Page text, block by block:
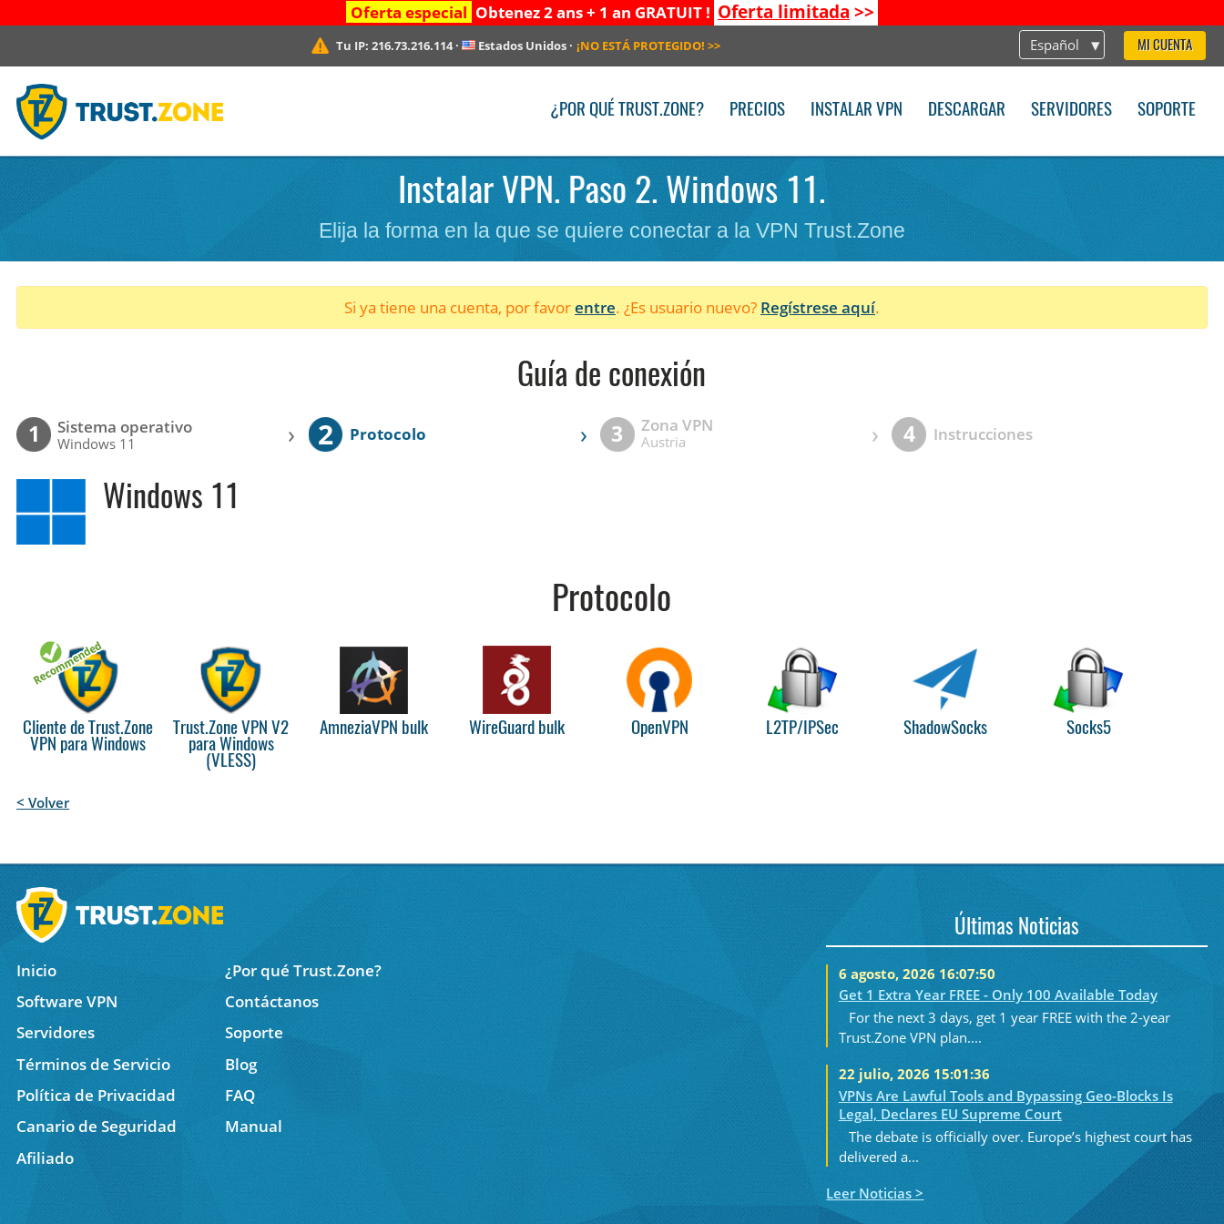
Oferta especial Obtenez 2 ans + 1 an GRATUIT ! Oferta limitada >>
Español MI CUENTA
Tu IP: 216.73.216.114· Estados Unidos· ¡NO ESTÁ PROTEGIDO! >>
¿POR QUÉ TRUST.ZONE? PRECIOS INSTALAR VPN DESCARGAR SERVIDORES SOPORTE
Instalar VPN. Paso 2. Windows 11.
Elija la forma en la que se quiere conectar a la VPN Trust.Zone
Si ya tiene una cuenta, por favorentre. ¿Es usuario nuevo? Regístrese aquí.
Guía de conexión
1 Sistema operativo
Windows 11 › 2 Protocolo › 3 Zona VPN
Austria › 4 Instrucciones
Windows 11
Protocolo
Cliente de Trust.Zone
VPN para Windows
Trust.Zone VPN V2
para Windows
(VLESS)
AmneziaVPN bulk WireGuard bulk OpenVPN L2TP/IPSec ShadowSocks Socks5
< Volver
Inicio
¿Por qué Trust.Zone?
Software VPN
Contáctanos
Servidores
Soporte
Términos de Servicio
Blog
Política de Privacidad
FAQ
Canario de Seguridad
Manual
Afiliado
Últimas Noticias
6 agosto, 2026 16:07:50
Get 1 Extra Year FREE - Only 100 Available Today
For the next 3 days, get 1 year FREE with the 2-year
Trust.Zone VPN plan....
22 julio, 2026 15:01:36
VPNs Are Lawful Tools and Bypassing Geo-Blocks Is
Legal, Declares EU Supreme Court
The debate is officially over. Europe’s highest court has
delivered a...
Leer Noticias >